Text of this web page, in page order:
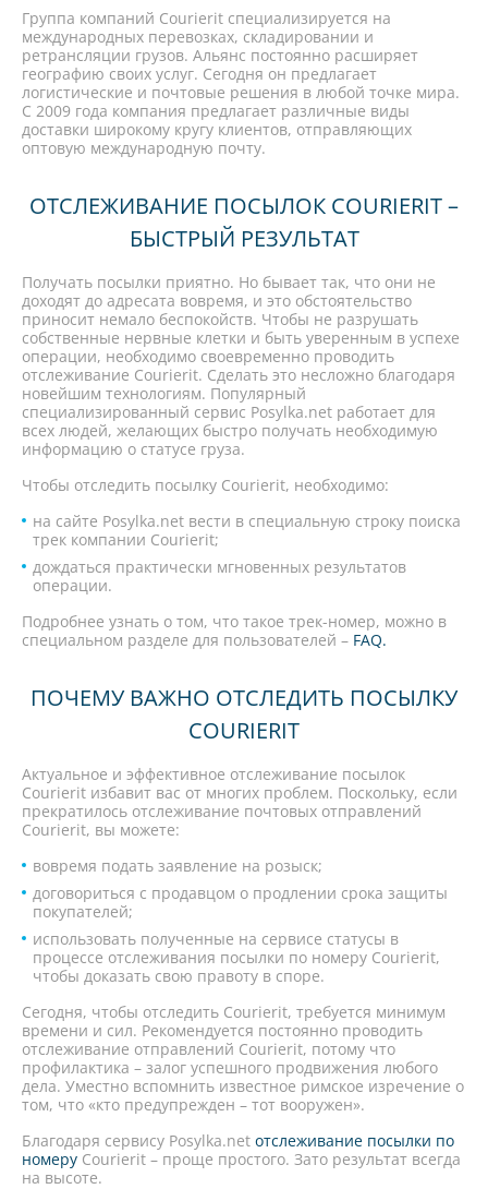
Группа компаний Courierit специализируется на
международных перевозках, складировании и
ретрансляции грузов. Альянс постоянно расширяет
географию своих услуг. Сегодня он предлагает
логистические и почтовые решения в любой точке мира.
С 2009 года компания предлагает различные виды
доставки широкому кругу клиентов, отправляющих
оптовую международную почту.
ОТСЛЕЖИВАНИЕ ПОСЫЛОК COURIERIT –
БЫСТРЫЙ РЕЗУЛЬТАТ
Получать посылки приятно. Но бывает так, что они не
доходят до адресата вовремя, и это обстоятельство
приносит немало беспокойств. Чтобы не разрушать
собственные нервные клетки и быть уверенным в успехе
операции, необходимо своевременно проводить
отслеживание Courierit. Сделать это несложно благодаря
новейшим технологиям. Популярный
специализированный сервис Posylka.net работает для
всех людей, желающих быстро получать необходимую
информацию о статусе груза.
Чтобы отследить посылку Courierit, необходимо:
на сайте Posylka.net вести в специальную строку поиска
трек компании Courierit;
дождаться практически мгновенных результатов
операции.
Подробнее узнать о том, что такое трек-номер, можно в
специальном разделе для пользователей – FAQ.
ПОЧЕМУ ВАЖНО ОТСЛЕДИТЬ ПОСЫЛКУ
COURIERIT
Актуальное и эффективное отслеживание посылок
Courierit избавит вас от многих проблем. Поскольку, если
прекратилось отслеживание почтовых отправлений
Courierit, вы можете:
вовремя подать заявление на розыск;
договориться с продавцом о продлении срока защиты
покупателей;
использовать полученные на сервисе статусы в
процессе отслеживания посылки по номеру Courierit,
чтобы доказать свою правоту в споре.
Сегодня, чтобы отследить Courierit, требуется минимум
времени и сил. Рекомендуется постоянно проводить
отслеживание отправлений Courierit, потому что
профилактика – залог успешного продвижения любого
дела. Уместно вспомнить известное римское изречение о
том, что «кто предупрежден – тот вооружен».
Благодаря сервису Posylka.net отслеживание посылки по
номеру Courierit – проще простого. Зато результат всегда
на высоте.